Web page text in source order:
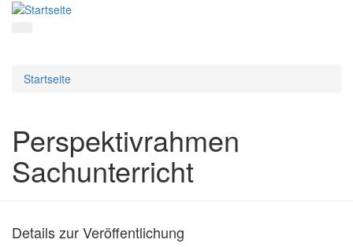
Startseite
Perspektivrahmen
Sachunterricht
Details zur Veröffentlichung